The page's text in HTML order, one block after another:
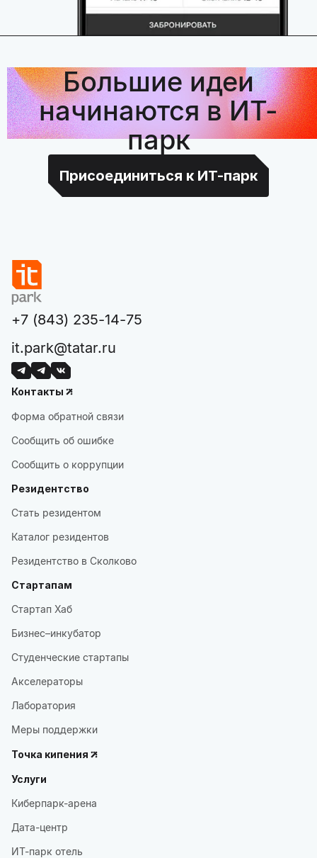
Большие идеи
начинаются в ИТ-
парк
Присоединиться к ИТ-парк
+7 (843) 235-14-75
it.park@tatar.ru
Контакты
Форма обратной связи
Сообщить об ошибке
Сообщить о коррупции
Резидентство
Стать резидентом
Каталог резидентов
Резидентство в Сколково
Стартапам
Стартап Хаб
Бизнес–инкубатор
Студенческие стартапы
Акселераторы
Лаборатория
Меры поддержки
Точка кипения
Услуги
Киберпарк-арена
Дата-центр
ИТ-парк отель